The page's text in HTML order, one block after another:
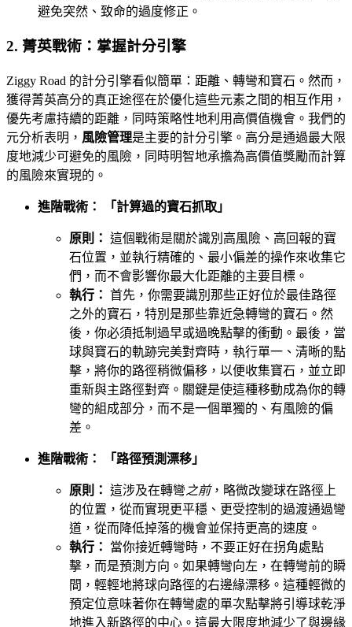
避免突然、致命的過度修正。
2. 菁英戰術：掌握計分引擎
Ziggy Road 的計分引擎看似簡單：距離、轉彎和寶石。然而，
獲得菁英高分的真正途徑在於優化這些元素之間的相互作用，
優先考慮持續的距離，同時策略性地利用高價值機會。我們的
元分析表明， 風險管理是主要的計分引擎。高分是通過最大限
度地減少可避免的風險，同時明智地承擔為高價值獎勵而計算
的風險來實現的。
進階戰術： 「計算過的寶石抓取」
原則： 這個戰術是關於識別高風險、高回報的寶
石位置，並執行精確的、最小偏差的操作來收集它
們，而不會影響你最大化距離的主要目標。
執行： 首先，你需要識別那些正好位於最佳路徑
之外的寶石，特別是那些靠近急轉彎的寶石。然
後，你必須抵制過早或過晚點擊的衝動。最後，當
球與寶石的軌跡完美對齊時，執行單一、清晰的點
擊，將你的路徑稍微偏移，以便收集寶石，並立即
重新與主路徑對齊。關鍵是使這種移動成為你的轉
彎的組成部分，而不是一個單獨的、有風險的偏
差。
進階戰術： 「路徑預測漂移」
原則： 這涉及在轉彎之前，略微改變球在路徑上
的位置，從而實現更平穩、更受控制的過渡通過彎
道，從而降低掉落的機會並保持更高的速度。
執行：
當你接近轉彎時，不要正好在拐角處點
擊，而是預測方向。如果轉彎向左，在轉彎前的瞬
間，輕輕地將球向路徑的右邊緣漂移。這種輕微的
預定位意味著你在轉彎處的單次點擊將引導球乾淨
地進入新路徑的中心。這最大限度地減少了與邊緣